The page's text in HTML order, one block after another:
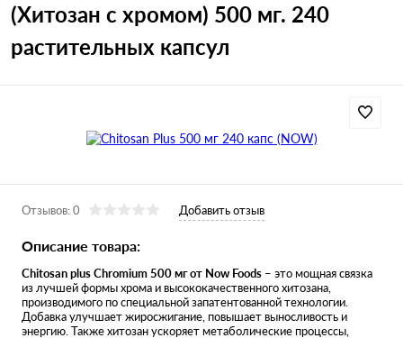
(Хитозан с хромом) 500 мг. 240
растительных капсул
Отзывов: 0 Добавить отзыв
Описание товара:
Chitosan plus Chromium 500 мг от Now Foods – это мощная связка
из лучшей формы хрома и высококачественного хитозана,
производимого по специальной запатентованной технологии.
Добавка улучшает жиросжигание, повышает выносливость и
энергию. Также хитозан ускоряет метаболические процессы,